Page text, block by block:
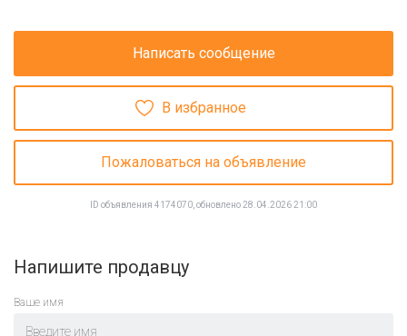
Написать сообщение
В избранное
Пожаловаться на объявление
ID объявления 4174070, обновлено 28.04.2026 21:00
Напишите продавцу
Ваше имя